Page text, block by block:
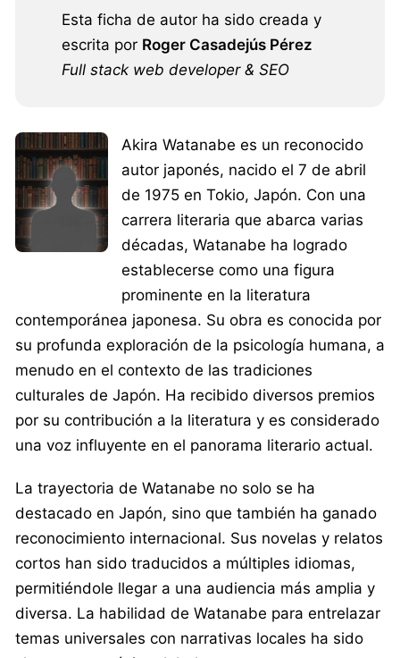
Esta ficha de autor ha sido creada y
escrita por Roger Casadejús Pérez
Full stack web developer & SEO
Akira Watanabe es un reconocido
autor japonés, nacido el 7 de abril
de 1975 en Tokio, Japón. Con una
carrera literaria que abarca varias
décadas, Watanabe ha logrado
establecerse como una figura
prominente en la literatura
contemporánea japonesa. Su obra es conocida por
su profunda exploración de la psicología humana, a
menudo en el contexto de las tradiciones
culturales de Japón. Ha recibido diversos premios
por su contribución a la literatura y es considerado
una voz influyente en el panorama literario actual.
La trayectoria de Watanabe no solo se ha
destacado en Japón, sino que también ha ganado
reconocimiento internacional. Sus novelas y relatos
cortos han sido traducidos a múltiples idiomas,
permitiéndole llegar a una audiencia más amplia y
diversa. La habilidad de Watanabe para entrelazar
temas universales con narrativas locales ha sido